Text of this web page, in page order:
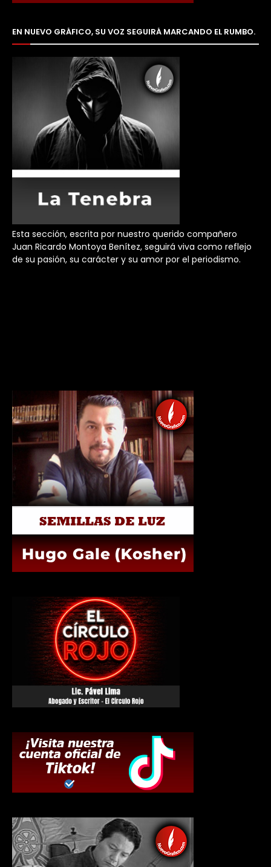
EN NUEVO GRÁFICO, SU VOZ SEGUIRÁ MARCANDO EL RUMBO.
Esta sección, escrita por nuestro querido compañero
Juan Ricardo Montoya Benítez, seguirá viva como reflejo
de su pasión, su carácter y su amor por el periodismo.